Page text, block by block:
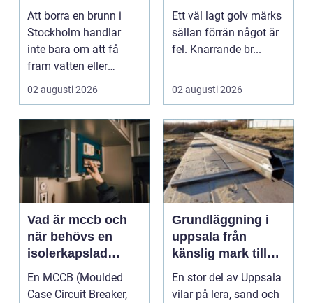
tillgång till vatten
och energi
Att borra en brunn i
Stockholm handlar
inte bara om att få
fram vatten eller
värme. Det är också
02 augusti 2026
hantverkare för
hållbara golv
Ett väl lagt golv märks
sällan förrän något är
fel. Knarrande br...
02 augusti 2026
Vad är mccb och
när behövs en
isolerkapslad
effektbrytare?
En MCCB (Moulded
Case Circuit Breaker,
Grundläggning i
uppsala från
känslig mark till
stabila
konstruktioner
En stor del av Uppsala
vilar på lera, sand och